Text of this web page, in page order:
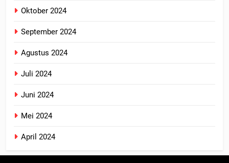
Oktober 2024
September 2024
Agustus 2024
Juli 2024
Juni 2024
Mei 2024
April 2024